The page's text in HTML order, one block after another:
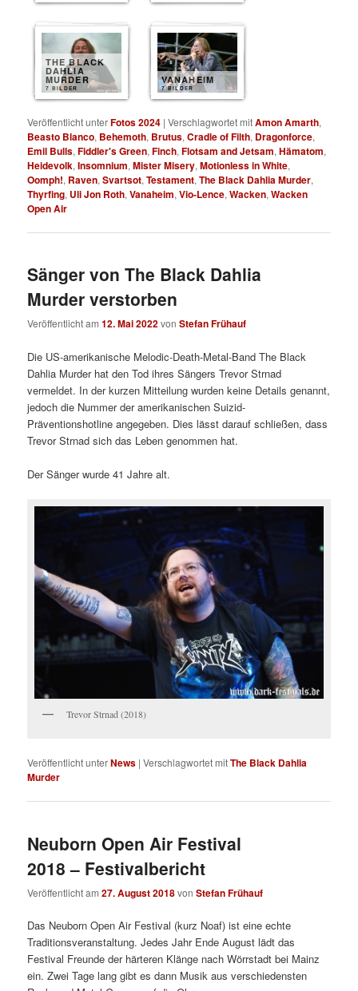
THE BLACK
DAHLIA
MURDER
7 BILDER
VANAHEIM
7 BILDER
Veröffentlicht unterFotos 2024 |Verschlagwortet mitAmon Amarth,
Beasto Blanco, Behemoth, Brutus,Cradle of Filth, Dragonforce,
Emil Bulls,Fiddler's Green,Finch,Flotsam and Jetsam,Hämatom,
Heidevolk,Insomnium,Mister Misery,Motionless in White,
Oomph!, Raven,Svartsot,Testament,The Black Dahlia Murder,
Thyrfing, Uli Jon Roth,Vanaheim,Vio-Lence,Wacken,Wacken
Open Air
Sänger von The Black Dahlia
Murder verstorben
Veröffentlicht am12. Mai 2022vonStefan Frühauf
Die US-amerikanische Melodic-Death-Metal-Band The Black
Dahlia Murder hat den Tod ihres Sängers Trevor Strnad
vermeldet. In der kurzen Mitteilung wurden keine Details genannt,
jedoch die Nummer der amerikanischen Suizid-
Präventionshotline angegeben. Dies lässt darauf schließen, dass
Trevor Strnad sich das Leben genommen hat.
Der Sänger wurde 41 Jahre alt.
Trevor Strnad (2018)
Veröffentlicht unterNews |Verschlagwortet mitThe Black Dahlia
Murder
Neuborn Open Air Festival
2018 – Festivalbericht
Veröffentlicht am27. August 2018vonStefan Frühauf
Das Neuborn Open Air Festival (kurz Noaf) ist eine echte
Traditionsveranstaltung. Jedes Jahr Ende August lädt das
Festival Freunde der härteren Klänge nach Wörrstadt bei Mainz
ein. Zwei Tage lang gibt es dann Musik aus verschiedensten